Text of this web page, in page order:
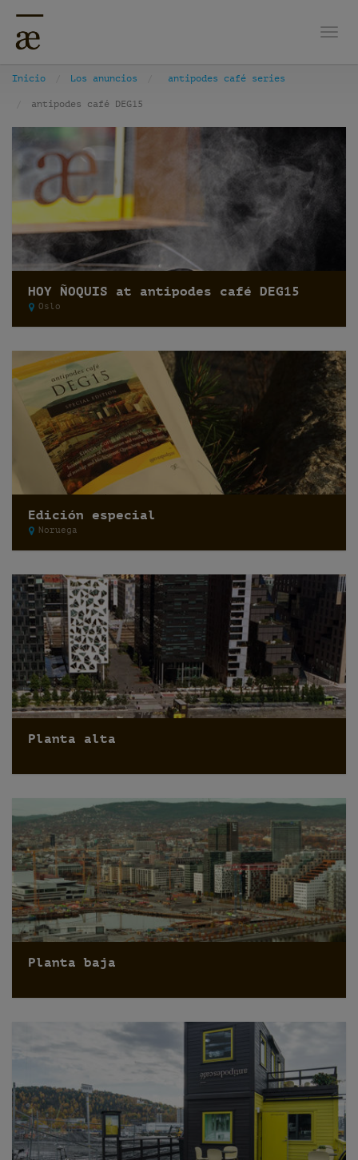
Inicio Los anuncios antipodes café series
antipodes café DEG15
HOY ÑOQUIS at antipodes café DEG15
Oslo
Edición especial
Noruega
Planta alta
Planta baja